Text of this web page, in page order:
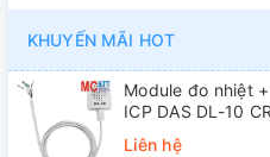
KHUYẾN MÃI HOT
Module đo nhiệt
ICP DAS DL-10 CR
Liên hệ